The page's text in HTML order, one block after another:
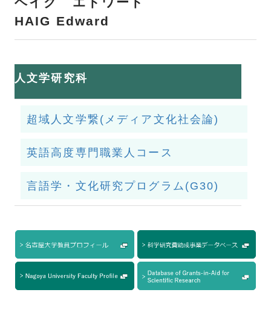
HAIG Edward
人文学研究科
超域人文学繋(メディア文化社会論)
英語高度専門職業人コース
言語学・文化研究プログラム(G30)